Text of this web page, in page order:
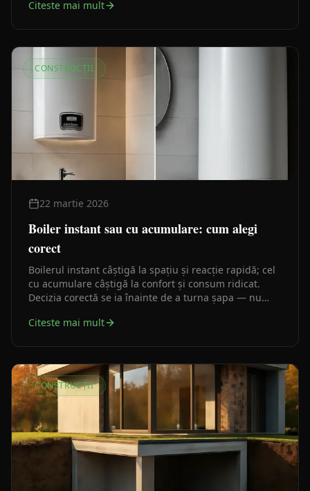
Citeste mai mult
CONSTRUCȚII
22 martie 2026
Boiler instant sau cu acumulare: cum alegi
corect
Boilerul instant câștigă la spațiu și reacție rapidă; cel
cu acumulare câștigă la confort și consum ridicat.
Decizia corectă se ia înainte de a turna șapa — nu
Citeste mai mult
CONSTRUCȚII